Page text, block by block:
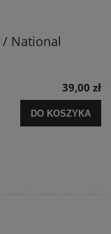
/ National
39,00 zł
DO KOSZYKA